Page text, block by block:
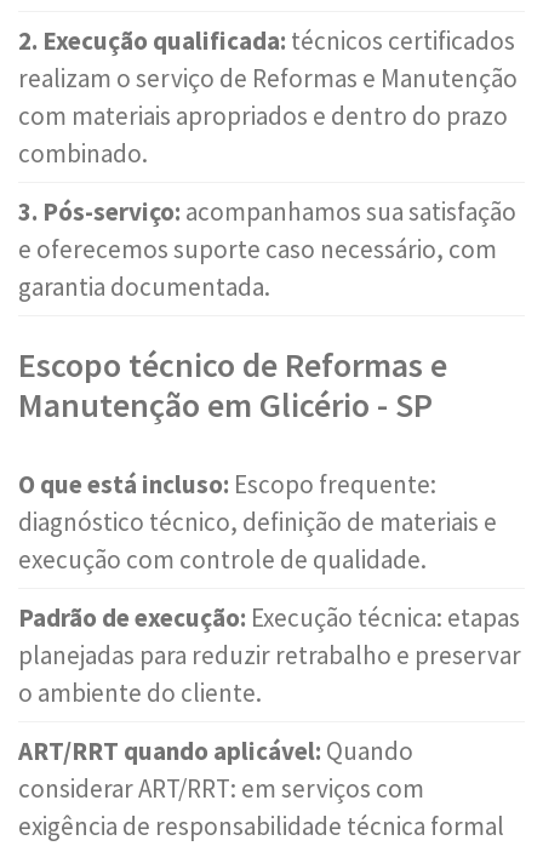
2. Execução qualificada: técnicos certificados
realizam o serviço de Reformas e Manutenção
com materiais apropriados e dentro do prazo
combinado.
3. Pós-serviço: acompanhamos sua satisfação
e oferecemos suporte caso necessário, com
garantia documentada.
Escopo técnico de Reformas e
Manutenção em Glicério - SP
O que está incluso: Escopo frequente:
diagnóstico técnico, definição de materiais e
execução com controle de qualidade.
Padrão de execução: Execução técnica: etapas
planejadas para reduzir retrabalho e preservar
o ambiente do cliente.
ART/RRT quando aplicável: Quando
considerar ART/RRT: em serviços com
exigência de responsabilidade técnica formal